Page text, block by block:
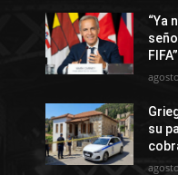
“Ya
su